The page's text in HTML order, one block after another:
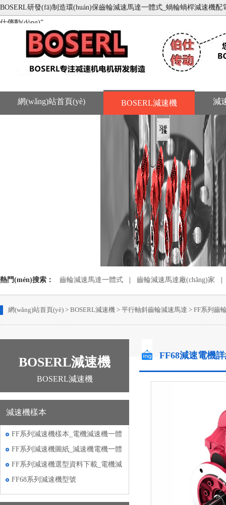
BOSERL研發(fā)制造環(huán)保齒輪減速馬達一體式_蝸輪蝸桿減速機配
仕傳動(dòng)”
網(wǎng)站首頁(yè) BOSERL減速機 減
熱門(mén)搜索： 齒輪減速馬達一體式 齒輪減速馬達廠(chǎng)家
網(wǎng)站首頁(yè) > BOSERL減速機 > 平行軸斜齒輪減速馬達 > FF系列齒
BOSERL減速機
BOSERL減速機
減速機樣本
FF系列減速機樣本_電機減速機一體
機樣本
FF系列減速機圖紙_減速機電機一體
式圖紙
FF系列減速機選型資料下載_電機減
速機一體機選型
FF68系列減速機型號
FF68減速電機